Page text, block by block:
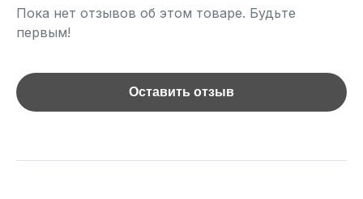
Пока нет отзывов об этом товаре. Будьте
первым!
Оставить отзыв